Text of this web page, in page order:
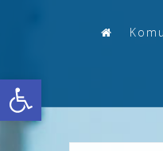
Otwórz pasek narzędzi